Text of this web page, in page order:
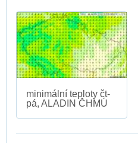
minimální teploty čt-
pá, ALADIN ČHMÚ